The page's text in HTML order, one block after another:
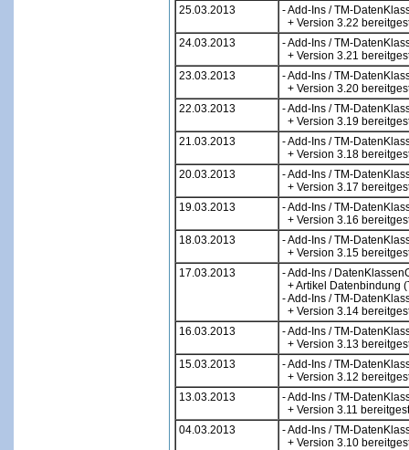
25.03.2013
- Add-Ins / TM-
+ Version 3.22
24.03.2013
- Add-Ins / TM-
+ Version 3.21
23.03.2013
- Add-Ins / TM-
+ Version 3.20
22.03.2013
- Add-Ins / TM-
+ Version 3.19
21.03.2013
- Add-Ins / TM-
+ Version 3.18
20.03.2013
- Add-Ins / TM-
+ Version 3.17
19.03.2013
- Add-Ins / TM-
+ Version 3.16
18.03.2013
- Add-Ins / TM-
+ Version 3.15
17.03.2013
- Add-Ins /
+ Artikel Datenbindung
- Add-Ins / TM-
+ Version 3.14
16.03.2013
- Add-Ins / TM-
+ Version 3.13
15.03.2013
- Add-Ins / TM-
+ Version 3.12
13.03.2013
- Add-Ins / TM-
+ Version 3.11
04.03.2013
- Add-Ins / TM-
+ Version 3.10